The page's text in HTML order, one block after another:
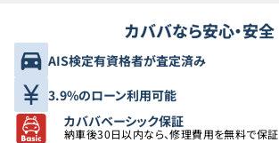
カババなら安心・安全
AIS検定有資格者が査定済み
3.9%のローン利用可能
カババベーシック保証
納車後30日以内なら、修理費用を無料で保証